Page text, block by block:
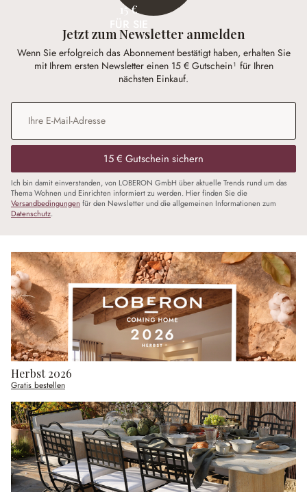
15 €
Jetzt zum Newsletter anmelden
Wenn Sie erfolgreich das Abonnement bestätigt haben, erhalten Sie
mit Ihrem ersten Newsletter einen 15 € Gutschein¹ für Ihren
nächsten Einkauf.
E-Mail-Adresse*
15 € Gutschein sichern
Ich bin damit einverstanden, von LOBERON GmbH über aktuelle Trends rund um das
Thema Wohnen und Einrichten informiert zu werden. Hier finden Sie die
Versandbedingungen für den Newsletter und die allgemeinen Informationen zum
Datenschutz.
Herbst 2026
Gratis bestellen